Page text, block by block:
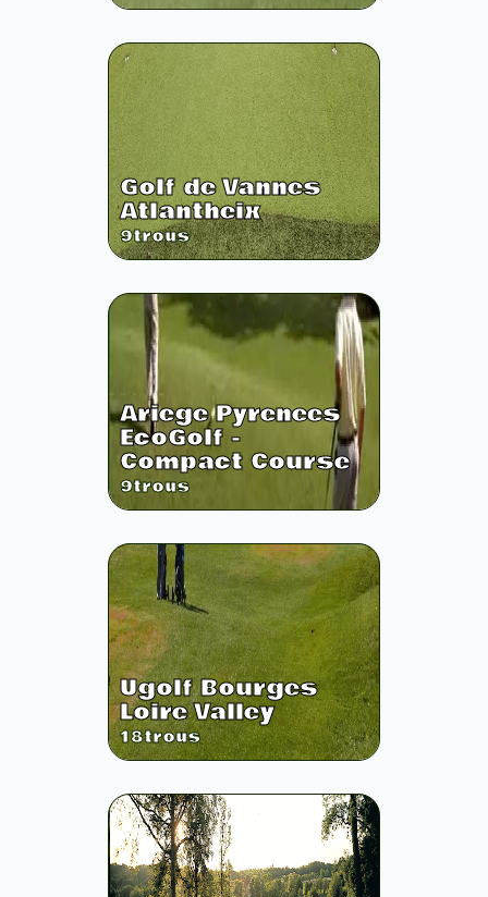
Golf de Vannes
Atlantheix
9trous
Ariege Pyrenees
EcoGolf -
Compact Course
9trous
Ugolf Bourges
Loire Valley
18trous